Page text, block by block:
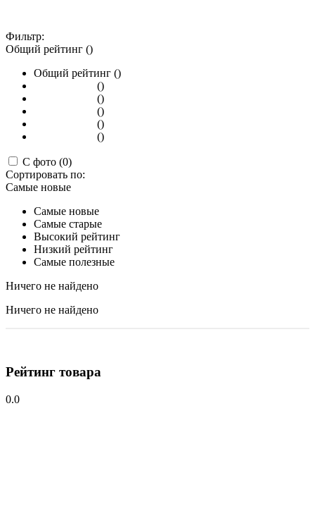
Фильтр:
Общий рейтинг ()
Общий рейтинг ()
()
()
()
()
()
С фото (0)
Сортировать по:
Самые новые
Самые новые
Самые старые
Высокий рейтинг
Низкий рейтинг
Самые полезные
Ничего не найдено
Ничего не найдено
Рейтинг товара
0.0